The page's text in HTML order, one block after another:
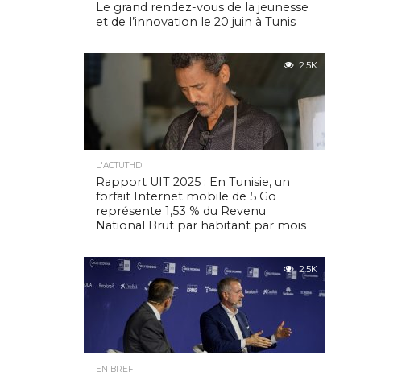
Le grand rendez-vous de la jeunesse
et de l’innovation le 20 juin à Tunis
2.5K
L'ACTUTHD
Rapport UIT 2025 : En Tunisie, un
forfait Internet mobile de 5 Go
représente 1,53 % du Revenu
National Brut par habitant par mois
2.5K
EN BREF